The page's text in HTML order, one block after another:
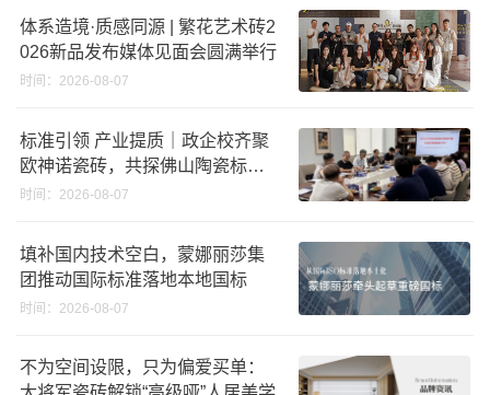
体系造境·质感同源 | 繁花艺术砖2
026新品发布媒体见面会圆满举行
时间：2026-08-07
标准引领 产业提质｜政企校齐聚
欧神诺瓷砖，共探佛山陶瓷标准
化发展新路径
时间：2026-08-07
填补国内技术空白，蒙娜丽莎集
团推动国际标准落地本地国标
时间：2026-08-07
不为空间设限，只为偏爱买单：